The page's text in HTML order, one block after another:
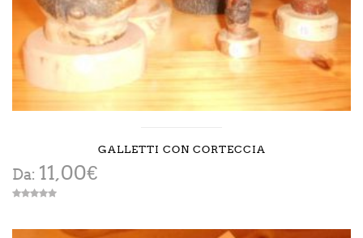
GALLETTI CON CORTECCIA
Da: 11,00€